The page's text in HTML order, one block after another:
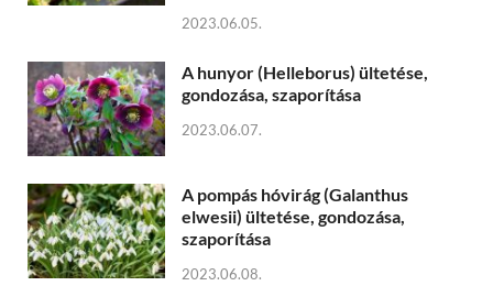
2023.06.05.
A hunyor (Helleborus) ültetése,
gondozása, szaporítása
2023.06.07.
A pompás hóvirág (Galanthus
elwesii) ültetése, gondozása,
szaporítása
2023.06.08.